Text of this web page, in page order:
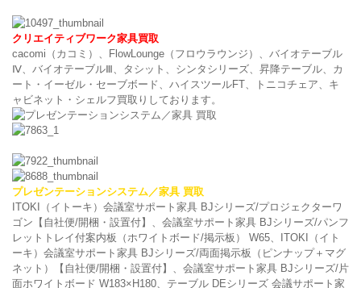
クリエイティブワーク家具買取
cacomi（カコミ）、FlowLounge（フロウラウンジ）、バイオテーブル
Ⅳ、バイオテーブルⅢ、タシット、シンタシリーズ、昇降テーブル、カ
ート・イーゼル・セーブボード、ハイスツールFT、トニコチェア、キ
ャビネット・シェルフ買取りしております。
プレゼンテーションシステム／家具 買取
ITOKI（イトーキ）会議室サポート家具 BJシリーズ/プロジェクターワ
ゴン【自社便/開梱・設置付】、会議室サポート家具 BJシリーズ/パンフ
レットトレイ付案内板（ホワイトボード/掲示板） W65、ITOKI（イト
ーキ）会議室サポート家具 BJシリーズ/両面掲示板（ピンナップ＋マグ
ネット）【自社便/開梱・設置付】、会議室サポート家具 BJシリーズ/片
面ホワイトボード W183×H180、テーブル DEシリーズ 会議サポート家